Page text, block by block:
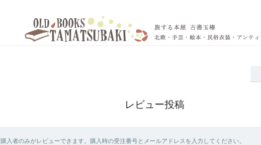
レビュー投稿
購入者のみがレビューできます。購入時の受注番号とメールアドレスを入力してください。